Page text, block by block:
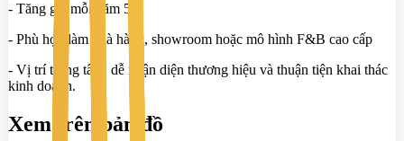
- Tăng giá mỗi năm 5%
- Phù hợp làm nhà hàng, showroom hoặc mô hình F&B cao cấp
- Vị trí trung tâm, dễ nhận diện thương hiệu và thuận tiện khai thác
kinh doanh.
Xem trên bản đồ